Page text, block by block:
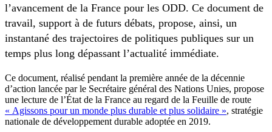
l’avancement de la France pour les ODD. Ce document de
travail, support à de futurs débats, propose, ainsi, un
instantané des trajectoires de politiques publiques sur un
temps plus long dépassant l’actualité immédiate.
Ce document, réalisé pendant la première année de la décennie
d’action lancée par le Secrétaire général des Nations Unies, propose
une lecture de l’État de la France au regard de la Feuille de route
« Agissons pour un monde plus durable et plus solidaire », stratégie
nationale de développement durable adoptée en 2019.